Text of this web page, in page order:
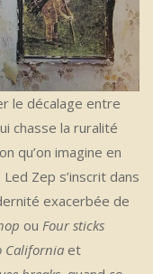
le décalage entre
chasse la ruralité
qu’on imagine en
Zep s’inscrit dans
exacerbée de
ou Four sticks
California et